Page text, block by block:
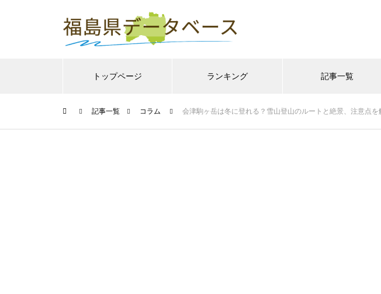
トップページ ランキング 記事一覧
記事一覧 コラム 会津駒ヶ岳は冬に登れる？雪山登山のルートと絶景、注意点を